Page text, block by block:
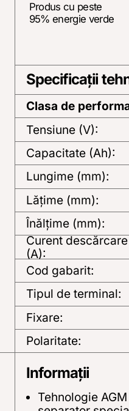
Produs cu peste
95% energie verde
Specificații
Clasa de
Tensiune (V):
Capacitate (Ah):
Lungime (mm):
Lăţime (mm):
Înălţime (mm):
Curent
(A):
Cod gabarit:
Tipul de terminal:
Fixare:
Polaritate:
Informații
Tehnologie